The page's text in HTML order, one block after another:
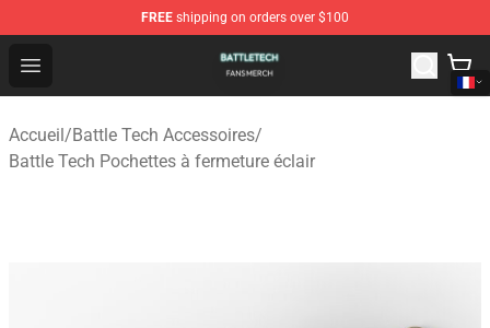
FREE shipping on orders over $100
Open menu
Battle Tech Shop - Official Battle Tech Merchandise Store
Accueil/Battle Tech Accessoires/
Battle Tech Pochettes à fermeture éclair